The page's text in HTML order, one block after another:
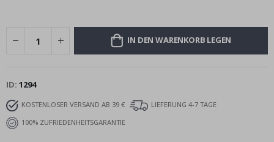
IN DEN WARENKORB LEGEN
ID 1294
KOSTENLOSER VERSAND AB 39 €
LIEFERUNG 4-7 TAGE
100% ZUFRIEDENHEITSGARANTIE